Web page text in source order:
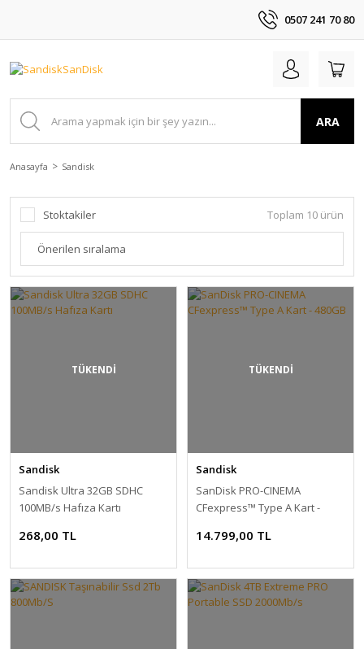
0507 241 70 80
ARA
Anasayfa Sandisk
Stoktakiler Toplam 10 ürün
TÜKENDİ
Sandisk
Sandisk Ultra 32GB SDHC
100MB/s Hafıza Kartı
268,00 TL
TÜKENDİ
Sandisk
SanDisk PRO-CINEMA
CFexpress™ Type A Kart -
14.799,00 TL